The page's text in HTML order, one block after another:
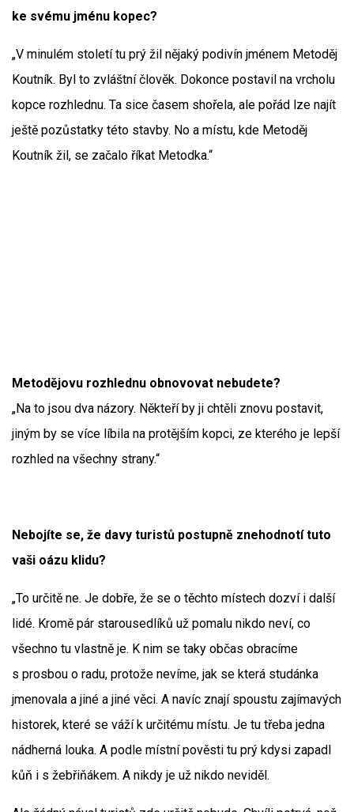
ke svému jménu kopec?
„V minulém století tu prý žil nějaký podivín jménem Metoděj
Koutník. Byl to zvláštní člověk. Dokonce postavil na vrcholu
kopce rozhlednu. Ta sice časem shořela, ale pořád lze najít
ještě pozůstatky této stavby. No a místu, kde Metoděj
Koutník žil, se začalo říkat Metodka.“
Metodějovu rozhlednu obnovovat nebudete?
„Na to jsou dva názory. Někteří by ji chtěli znovu postavit,
jiným by se více líbila na protějším kopci, ze kterého je lepší
rozhled na všechny strany.“
Nebojíte se, že davy turistů postupně znehodnotí tuto
vaši oázu klidu?
„To určitě ne. Je dobře, že se o těchto místech dozví i další
lidé. Kromě pár starousedlíků už pomalu nikdo neví, co
všechno tu vlastně je. K nim se taky občas obracíme
s prosbou o radu, protože nevíme, jak se která studánka
jmenovala a jiné a jiné věci. A navíc znají spoustu zajímavých
historek, které se váží k určitému místu. Je tu třeba jedna
nádherná louka. A podle místní pověsti tu prý kdysi zapadl
kůň i s žebřiňákem. A nikdy je už nikdo neviděl.